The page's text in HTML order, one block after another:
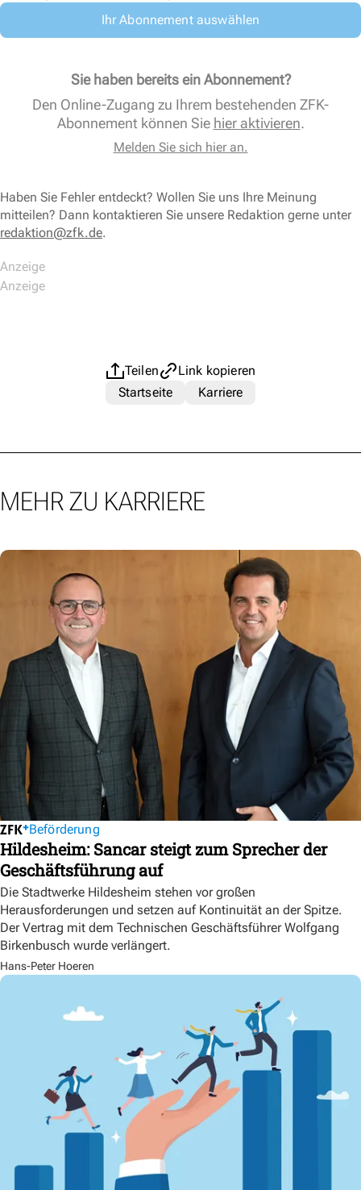
Ihr Abonnement auswählen
Sie haben bereits ein Abonnement?
Den Online-Zugang zu Ihrem bestehenden ZFK-
Abonnement können Sie hier aktivieren.
Melden Sie sich hier an.
Haben Sie Fehler entdeckt? Wollen Sie uns Ihre Meinung
mitteilen? Dann kontaktieren Sie unsere Redaktion gerne unter
redaktion@zfk.de.
Teilen
Link kopieren
Startseite
Karriere
MEHR ZU KARRIERE
Beförderung
Hildesheim: Sancar steigt zum Sprecher der
Geschäftsführung auf
Die Stadtwerke Hildesheim stehen vor großen
Herausforderungen und setzen auf Kontinuität an der Spitze.
Der Vertrag mit dem Technischen Geschäftsführer Wolfgang
Birkenbusch wurde verlängert.
Hans-Peter Hoeren